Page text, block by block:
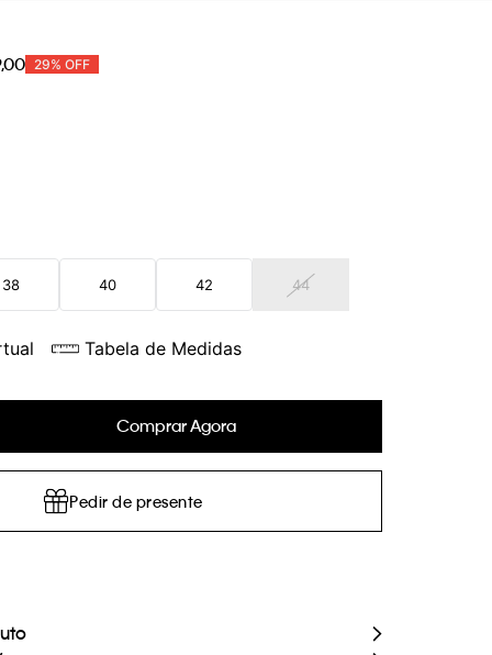
,00 29% OFF
38 40 42 44
Tabela de Medidas
Comprar Agora
Pedir de presente